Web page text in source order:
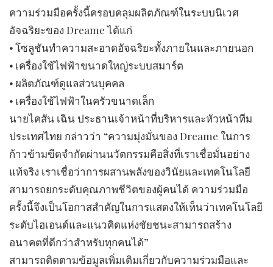
ความร่วมมือครั้งนี้ครอบคลุมผลิตภัณฑ์ในระบบนิเวศ
อัจฉริยะของ Dreame ได้แก่
⦁ โซลูชันทำความสะอาดอัจฉริยะทั้งภายในและภายนอก
⦁ เครื่องใช้ไฟฟ้าขนาดใหญ่ระบบสมาร์ต
⦁ ผลิตภัณฑ์ดูแลส่วนบุคคล
⦁ เครื่องใช้ไฟฟ้าในครัวขนาดเล็ก
นายไคสัน เฉิน ประธานเจ้าหน้าที่บริหารและหัวหน้าทีม
ประเทศไทย กล่าวว่า “ความมุ่งมั่นของ Dreame ในการ
ก้าวข้ามขีดจำกัดผ่านนวัตกรรมคือสิ่งที่เราเชื่อมั่นอย่าง
แท้จริง เราเชื่อว่าการผสานพลังของวินัยและเทคโนโลยี
สามารถยกระดับคุณภาพชีวิตของผู้คนได้ ความร่วมมือ
ครั้งนี้จึงเป็นโอกาสสำคัญในการแสดงให้เห็นว่าเทคโนโลยี
ระดับไฮเอนด์และแนวคิดแห่งชัยชนะสามารถสร้าง
อนาคตที่ดีกว่าสำหรับทุกคนได้”
สามารถติดตามข้อมูลเพิ่มเติมเกี่ยวกับความร่วมมือและ